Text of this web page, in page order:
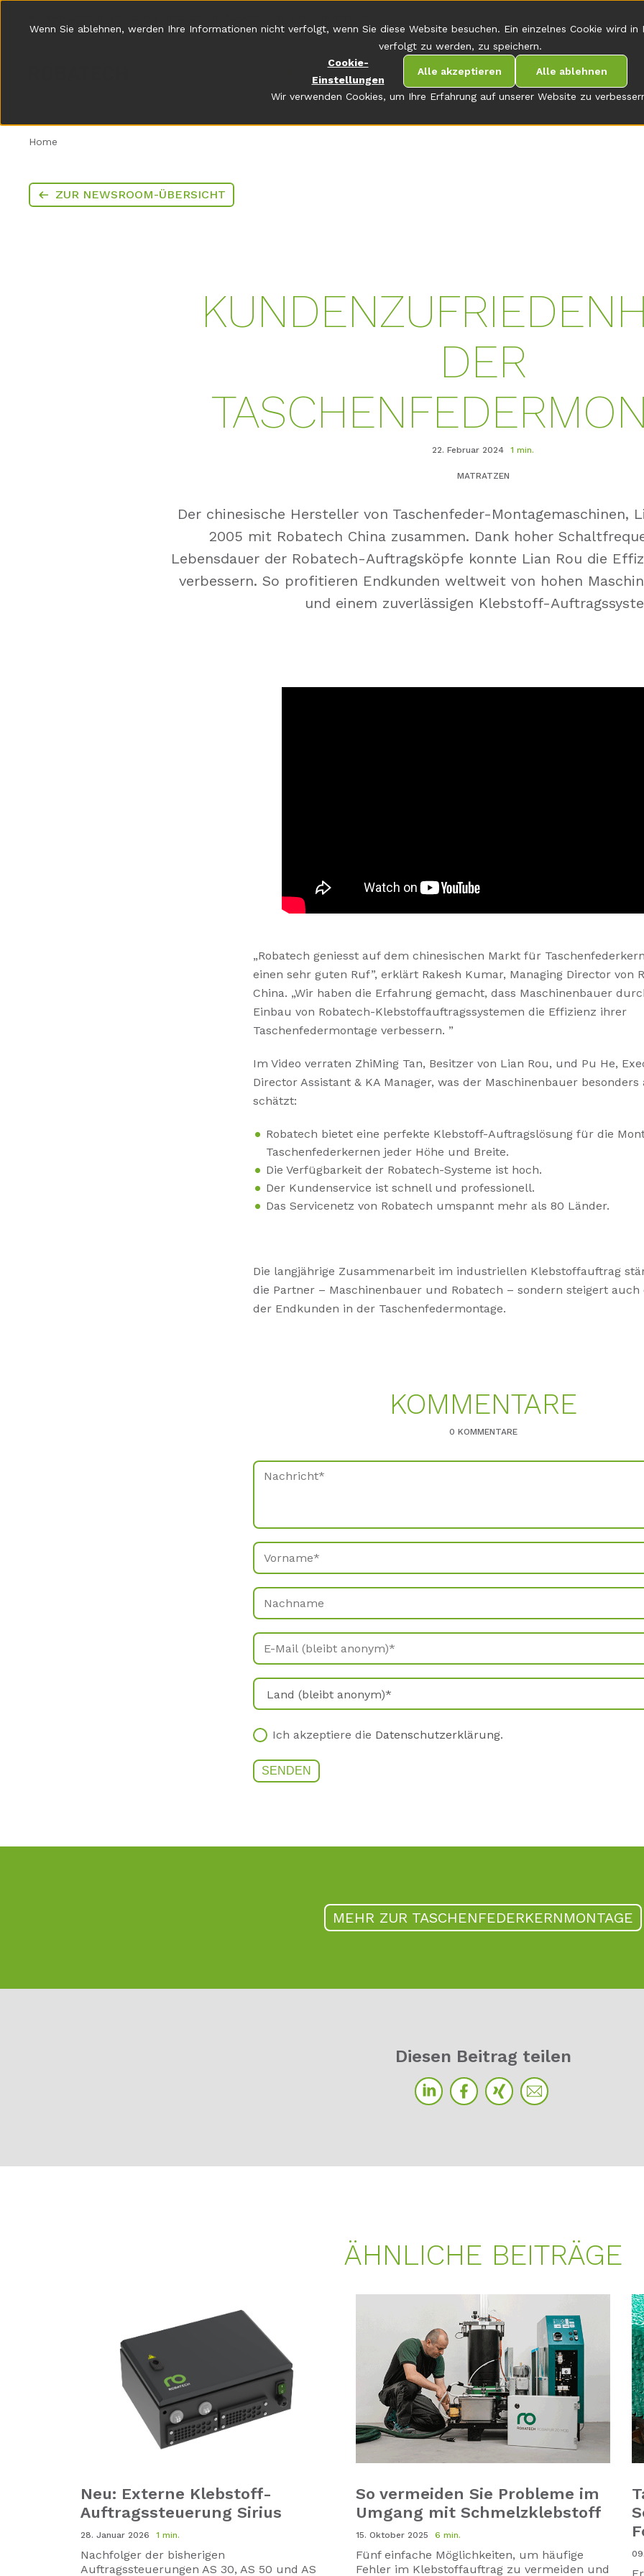
Wir verwenden Cookies, um Ihre Erfahrung auf unserer Website zu
Wenn Sie ablehnen, werden Ihre Informationen nicht verfolgt, wenn Sie diese Website besuchen. Ein einzelnes Cookie wird
verfolgt zu werden, zu speichern.
Cookie-
Einstellungen
Alle akzeptieren Alle ablehnen
Home
ZUR NEWSROOM-ÜBERSICHT
DER
22. Februar 2024 1 min.
MATRATZEN
Der chinesische Hersteller von Taschenfeder-Montagemaschinen,
2005 mit Robatech China zusammen. Dank hoher
Lebensdauer der Robatech-Auftragsköpfe konnte Lian Rou die
verbessern. So profitieren Endkunden weltweit von hohen
und einem zuverlässigen Klebstoff-
„Robatech geniesst auf dem chinesischen Markt für
einen sehr guten Ruf”, erklärt Rakesh Kumar, Managing Director von
China. „Wir haben die Erfahrung gemacht, dass Maschinenbauer
Einbau von Robatech-Klebstoffauftragssystemen die Effizienz ihrer
Taschenfedermontage verbessern. ”
Im Video verraten ZhiMing Tan, Besitzer von Lian Rou, und Pu He,
Director Assistant & KA Manager, was der Maschinenbauer besonders
schätzt:
Robatech bietet eine perfekte Klebstoff-Auftragslösung für die
Taschenfederkernen jeder Höhe und Breite.
Die Verfügbarkeit der Robatech-Systeme ist hoch.
Der Kundenservice ist schnell und professionell.
Das Servicenetz von Robatech umspannt mehr als 80 Länder.
Die langjährige Zusammenarbeit im industriellen Klebstoffauftrag
die Partner – Maschinenbauer und Robatech – sondern steigert auch
der Endkunden in der Taschenfedermontage.
KOMMENTARE
0 KOMMENTARE
Ich akzeptiere die Datenschutzerklärung.
MEHR ZUR TASCHENFEDERKERNMONTAGE
Diesen Beitrag teilen
ÄHNLICHE BEITRÄGE
Neu: Externe Klebstoff-
Auftragssteuerung Sirius
28. Januar 2026 1 min.
Nachfolger der bisherigen
Auftragssteuerungen AS 30, AS 50 und AS
So vermeiden Sie Probleme im
Umgang mit Schmelzklebstoff
15. Oktober 2025 6 min.
Fünf einfache Möglichkeiten, um häufige
Fehler im Klebstoffauftrag zu vermeiden und